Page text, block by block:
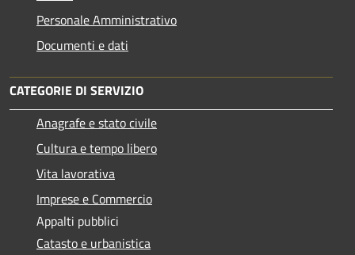
Personale Amministrativo
Documenti e dati
CATEGORIE DI SERVIZIO
Anagrafe e stato civile
Cultura e tempo libero
Vita lavorativa
Imprese e Commercio
Appalti pubblici
Catasto e urbanistica